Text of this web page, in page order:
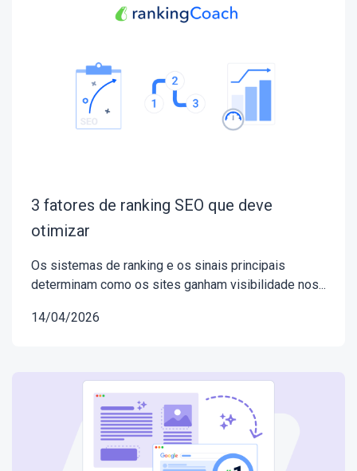
3 fatores de ranking SEO que deve
otimizar
Os sistemas de ranking e os sinais principais
determinam como os sites ganham visibilidade nos...
14/04/2026